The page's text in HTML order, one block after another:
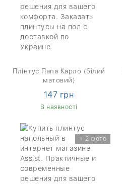
Плінтус Папа Карло (білий
матовий)
147 грн
В наявності
+ 2 фото